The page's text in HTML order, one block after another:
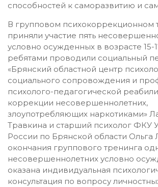
способностей к саморазвитию и
В групповом психокоррекционном
приняли участие пять
условно осужденных в возрасте 15-
ребятами проводили социальный
«Брянский областной центр
социального сопровождения и
психолого-педагогической
коррекции несовершеннолетних,
злоупотребляющих наркотиками»
Травкина и старший психолог
России по Брянской области Ольга
окончания группового тренинга
несовершеннолетних условно
оказана индивидуальная
консультация по вопросу